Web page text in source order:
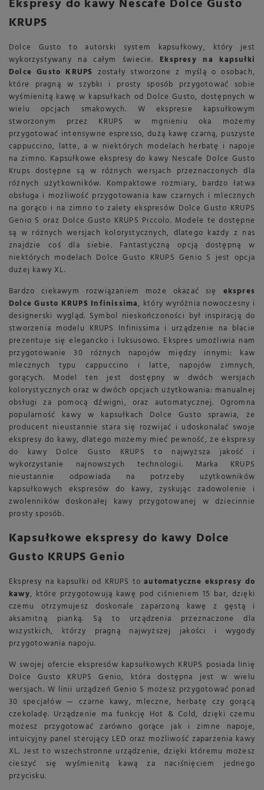
Ekspresy do kawy Nescafe Dolce Gusto
KRUPS
Dolce Gusto to autorski system kapsułkowy, który jest
wykorzystywany na całym świecie. Ekspresy na kapsułki
Dolce Gusto KRUPS zostały stworzone z myślą o osobach,
które pragną w szybki i prosty sposób przygotować sobie
wyśmienitą kawę w kapsułkach od Dolce Gusto, dostępnych w
wielu opcjach smakowych. W ekspresie kapsułkowym
stworzonym przez KRUPS w mgnieniu oka możemy
przygotować intensywne espresso, dużą kawę czarną, puszyste
cappuccino, latte, a w niektórych modelach herbatę i napoje
na zimno. Kapsułkowe ekspresy do kawy Nescafe Dolce Gusto
Krups dostępne są w różnych wersjach przeznaczonych dla
różnych użytkowników. Kompaktowe rozmiary, bardzo łatwa
obsługa i możliwość przygotowania kaw czarnych i mlecznych
na gorąco i na zimno to zalety ekspresów Dolce Gusto KRUPS
Genio S oraz Dolce Gusto KRUPS Piccolo. Modele te dostępne
są w różnych wersjach kolorystycznych, dlatego każdy z nas
znajdzie coś dla siebie. Fantastyczną opcją dostępną w
niektórych modelach Dolce Gusto KRUPS Genio S jest opcja
dużej kawy XL.
Bardzo ciekawym rozwiązaniem może okazać się ekspres
Dolce Gusto KRUPS Infinissima, który wyróżnia nowoczesny i
designerski wygląd. Symbol nieskończoności był inspiracją do
stworzenia modelu KRUPS Infinissima i urządzenie na blacie
prezentuje się elegancko i luksusowo. Ekspres umożliwia nam
przygotowanie 30 różnych napojów między innymi: kaw
mlecznych typu cappuccino i latte, napojów zimnych,
gorących. Model ten jest dostępny w dwóch wersjach
kolorystycznych oraz w dwóch opcjach użytkowania: manualnej
obsługi za pomocą dźwigni, oraz automatycznej. Ogromna
popularność kawy w kapsułkach Dolce Gusto sprawia, że
producent nieustannie stara się rozwijać i udoskonalać swoje
ekspresy do kawy, dlatego możemy mieć pewność, że ekspresy
do kawy Dolce Gusto KRUPS to najwyższa jakość i
wykorzystanie najnowszych technologii. Marka KRUPS
nieustannie odpowiada na potrzeby użytkowników
kapsułkowych ekspresów do kawy, zyskując zadowolenie i
zwolenników doskonałej kawy przygotowanej w dziecinnie
prosty sposób.
Kapsułkowe ekspresy do kawy Dolce
Gusto KRUPS Genio
Ekspresy na kapsułki od KRUPS toautomatyczne ekspresy do
kawy, które przygotowują kawę pod ciśnieniem 15 bar, dzięki
czemu otrzymujesz doskonale zaparzoną kawę z gęstą i
aksamitną pianką. Są to urządzenia przeznaczone dla
wszystkich, którzy pragną najwyższej jakości i wygody
przygotowania napoju.
W swojej ofercie ekspresów kapsułkowych KRUPS posiada linię
Dolce Gusto KRUPS Genio, która dostępna jest w wielu
wersjach. W linii urządzeń Genio S możesz przygotować ponad
30 specjałów — czarne kawy, mleczne, herbatę czy gorącą
czekoladę. Urządzenie ma funkcję Hot & Cold, dzięki czemu
możesz przygotować zarówno gorące jak i zimne napoje,
intuicyjny panel sterujący LED oraz możliwość zaparzenia kawy
XL. Jest to wszechstronne urządzenie, dzięki któremu możesz
cieszyć się wyśmienitą kawą za naciśnięciem jednego
przycisku.